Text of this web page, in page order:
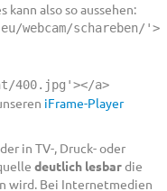
kann also so aussehen:
webcam/schareben/'>
400.jpg'></a>
iFrame-Player
in TV-, Druck- oder
deutlich lesbardie
wird. Bei Internetmedien